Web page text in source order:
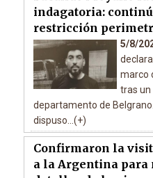
indagatoria:
restricción
5/8/
marco
tras un
departamento de
dispuso...(+)
Confirmaron la
a la Argentina para